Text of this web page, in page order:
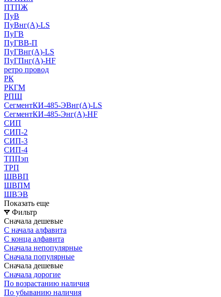
ПТПЖ
ПуВ
ПуВнг(А)-LS
ПуГВ
ПуГВВ-П
ПуГВнг(А)-LS
ПуГПнг(А)-HF
ретро провод
РК
РКГМ
РПШ
СегментКИ-485-ЭВнг(А)-LS
СегментКИ-485-Энг(А)-HF
СИП
СИП-2
СИП-3
СИП-4
ТППэп
ТРП
ШВВП
ШВПМ
ШВЭВ
Показать еще
Фильтр
Сначала дешевые
С начала алфавита
С конца алфавита
Сначала непопулярные
Сначала популярные
Сначала дешевые
Сначала дорогие
По возрастанию наличия
По убыванию наличия